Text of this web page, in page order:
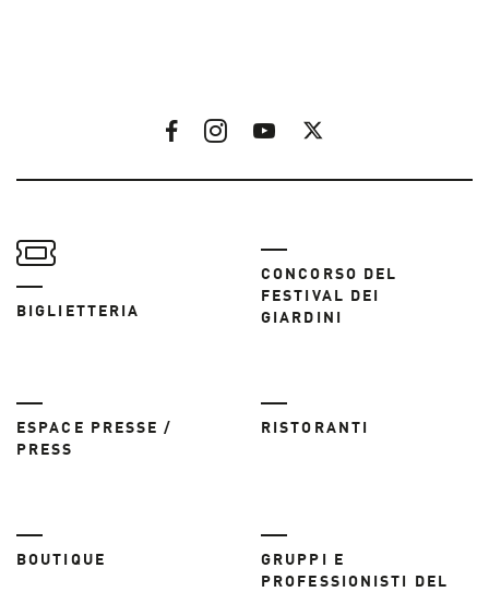
BIGLIETTERIA
CONCORSO DEL
FESTIVAL DEI
GIARDINI
ESPACE PRESSE /
PRESS
RISTORANTI
BOUTIQUE
GRUPPI E
PROFESSIONISTI DEL